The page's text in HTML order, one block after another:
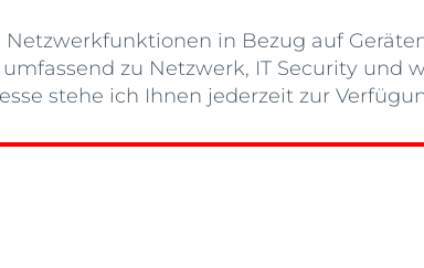
in Bezug auf
zu Netzwerk, IT Security und
stehe ich Ihnen jederzeit zur